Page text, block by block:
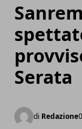
Serata
di Redazione